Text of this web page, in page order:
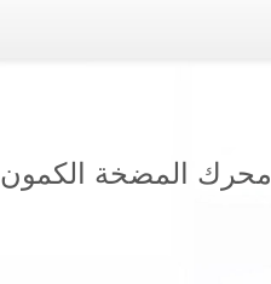
محرك المضخة الكمون KTA19-P700 522 كيلو واط @ 1800 دورة في الدقيقة